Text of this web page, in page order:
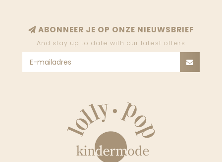
ABONNEER JE OP ONZE NIEUWSBRIEF
And stay up to date with our latest offers